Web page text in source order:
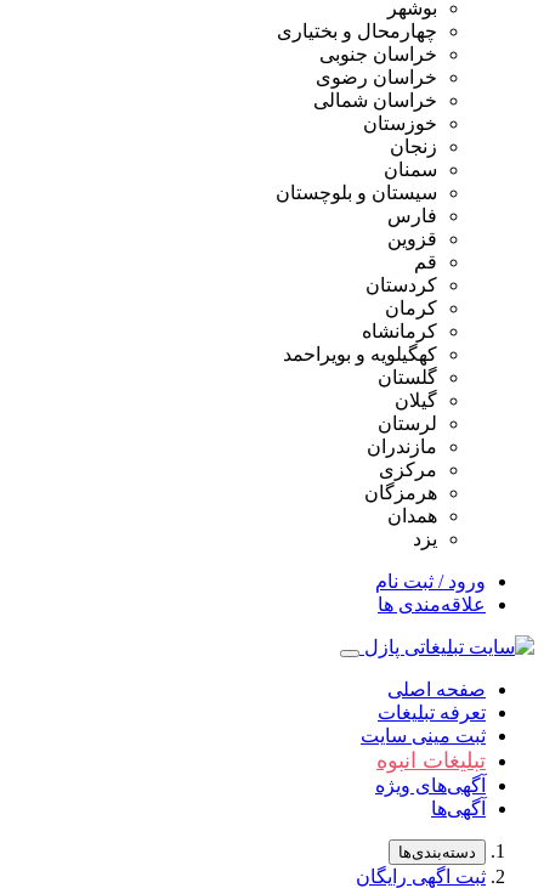
بوشهر
چهارمحال و بختیاری
خراسان جنوبی
خراسان رضوی
خراسان شمالی
خوزستان
زنجان
سمنان
سیستان و بلوچستان
فارس
قزوین
قم
کردستان
کرمان
کرمانشاه
کهگیلویه و بویراحمد
گلستان
گیلان
لرستان
مازندران
مرکزی
هرمزگان
همدان
یزد
ورود / ثبت نام
علاقه‌مندی ها
صفحه اصلی
تعرفه تبلیغات
ثبت مینی سایت
تبلیغات انبوه
آگهی‌های ویژه
آگهی‌ها
دسته‌بندی‌ها
ثبت اگهی رایگان